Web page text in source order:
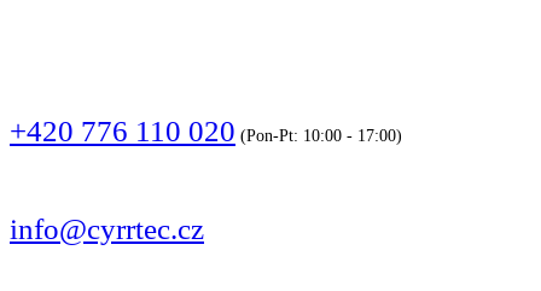
+420 776 110 020 (Pon-Pt: 10:00 - 17:00)
info@cyrrtec.cz